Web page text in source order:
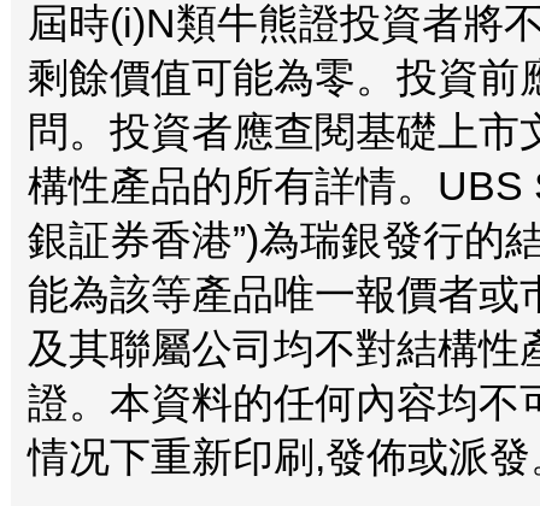
屆時(i)N類牛熊證投資者將
剩餘價值可能為零。投資
問。投資者應查閱基礎上
構性產品的所有詳情。UBS
銀証券香港”)為瑞銀發行的
能為該等產品唯一報價者或
及其聯屬公司均不對結構
證。本資料的任何內容均不
情况下重新印刷,發佈或派